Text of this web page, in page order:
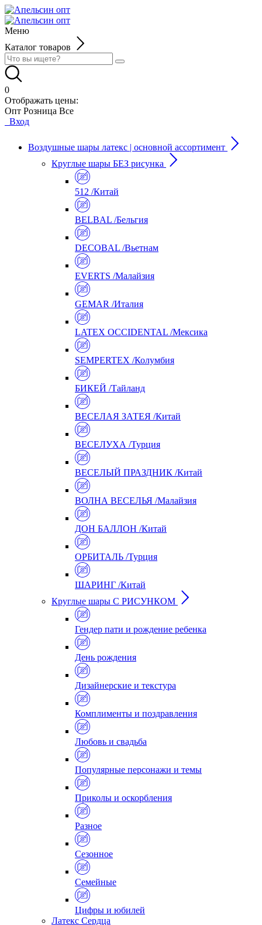
Меню
Каталог товаров
0
Отображать цены:
Опт Розница Все
Вход
Воздушные шары латекс | основной ассортимент
Круглые шары БЕЗ рисунка
512 /Китай
BELBAL /Бельгия
DECOBAL /Вьетнам
EVERTS /Малайзия
GEMAR /Италия
LATEX OCCIDENTAL /Мексика
SEMPERTEX /Колумбия
БИКЕЙ /Тайланд
ВЕСЕЛАЯ ЗАТЕЯ /Китай
ВЕСЕЛУХА /Турция
ВЕСЕЛЫЙ ПРАЗДНИК /Китай
ВОЛНА ВЕСЕЛЬЯ /Малайзия
ДОН БАЛЛОН /Китай
ОРБИТАЛЬ /Турция
ШАРИНГ /Китай
Круглые шары С РИСУНКОМ
Гендер пати и рождение ребенка
День рождения
Дизайнерские и текстура
Комплименты и поздравления
Любовь и свадьба
Популярные персонажи и темы
Приколы и оскорбления
Разное
Сезонное
Семейные
Цифры и юбилей
Латекс Сердца